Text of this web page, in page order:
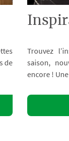
de
Trouvez
saison,
encore !